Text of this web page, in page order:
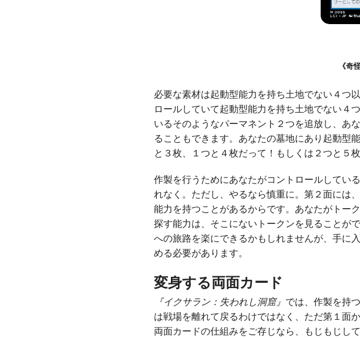
《奇
必要な素材は起動型能力を持ち土地でない４つ
ロールしていて起動型能力を持ち土地でない４
いるそのようなパーマネント２つを追放し、あ
ることもできます。あなたの墓地にあり起動型
と３枚、１つと４枚だって！もしくは２つと５
作製を行うためにあなたがコントロールしてい
れなく。ただし、やるなら慎重に。第２面には
能力を持つことがあるからです。あなたがトー
探す能力は、そこにないトークンを見ることが
への旅路を楽にできるかもしれませんが、手に
める必要があります。
変身する両面カード
『イクサラン：失われし洞窟』 では、作製を持
は戦場を離れて戻るわけではなく、ただ第１面
両面カードの仕組みをご存じなら、もじもじ